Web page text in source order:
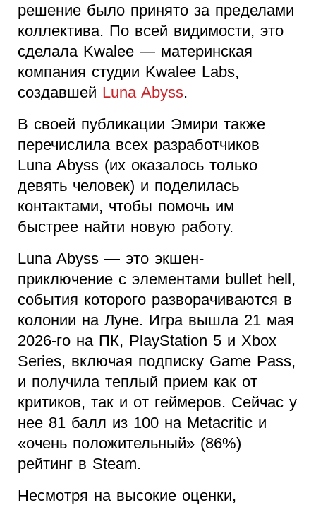
решение было принято за пределами
коллектива. По всей видимости, это
сделала Kwalee — материнская
компания студии Kwalee Labs,
создавшей Luna Abyss.
В своей публикации Эмири также
перечислила всех разработчиков
Luna Abyss (их оказалось только
девять человек) и поделилась
контактами, чтобы помочь им
быстрее найти новую работу.
Luna Abyss — это экшен-
приключение с элементами bullet hell,
события которого разворачиваются в
колонии на Луне. Игра вышла 21 мая
2026-го на ПК, PlayStation 5 и Xbox
Series, включая подписку Game Pass,
и получила теплый прием как от
критиков, так и от геймеров. Сейчас у
нее 81 балл из 100 на Metacritic и
«очень положительный» (86%)
рейтинг в Steam.
Несмотря на высокие оценки,